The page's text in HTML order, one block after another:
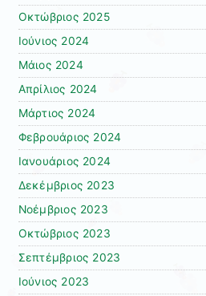
Οκτώβριος 2025
Ιούνιος 2024
Μάιος 2024
Απρίλιος 2024
Μάρτιος 2024
Φεβρουάριος 2024
Ιανουάριος 2024
Δεκέμβριος 2023
Νοέμβριος 2023
Οκτώβριος 2023
Σεπτέμβριος 2023
Ιούνιος 2023